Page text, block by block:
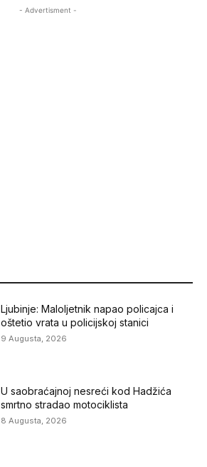
- Advertisment -
Ljubinje: Maloljetnik napao policajca i
oštetio vrata u policijskoj stanici
9 Augusta, 2026
U saobraćajnoj nesreći kod Hadžića
smrtno stradao motociklista
8 Augusta, 2026